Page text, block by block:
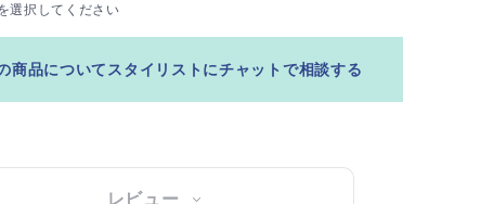
選択してください
商品についてスタイリストにチャットで相談する
レビュー